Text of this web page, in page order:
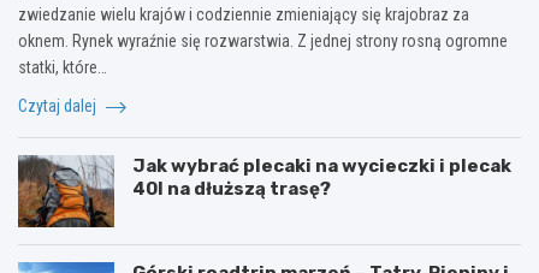
zwiedzanie wielu krajów i codziennie zmieniający się krajobraz za
oknem. Rynek wyraźnie się rozwarstwia. Z jednej strony rosną ogromne
statki, które…
Czytaj dalej
Jak wybrać plecaki na wycieczki i plecak
40l na dłuższą trasę?